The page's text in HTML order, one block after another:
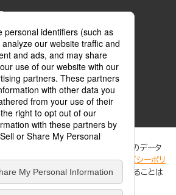
子書籍配信サービスが、著作権者からコンテンツ使用許諾を
ことを示す登録商標(登録番号 第6091713号)です。
では、利便性向上のためにCookie等のデータ
Cookieについての詳細は、「プライバシーポリ
サイトでは、訪問者の個人情報を追跡することは